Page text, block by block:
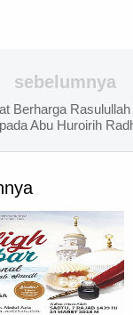
sebelumnya
Berharga
Abu Huroirih